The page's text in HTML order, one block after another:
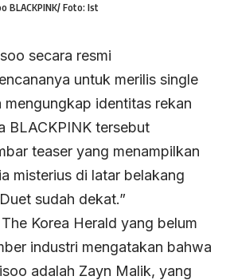
BLACKPINK/ Foto: Ist
secara resmi
untuk merilis single
mengungkap identitas rekan
BLACKPINK tersebut
teaser yang menampilkan
misterius di latar belakang
sudah dekat.”
Korea Herald yang belum
industri mengatakan bahwa
adalah Zayn Malik, yang